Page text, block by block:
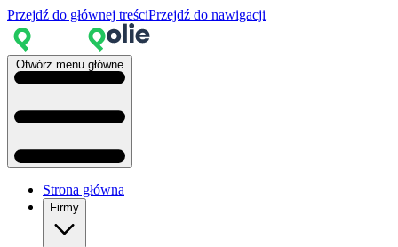
Przejdź do głównej treściPrzejdź do nawigacji
Otwórz menu główne
Strona główna
Firmy